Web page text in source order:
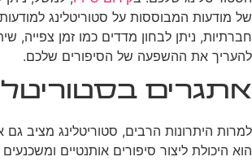
של מודעות המבוססות על סטוריטלינג
חברתיות, ניתן לבחון מדדים כמו זמן צפייה,
להעריך את ההשפעה של הסיפורים שלכם.
אתגרים
למרות היתרונות הרבים, סטוריטלינג מציב
הוא היכולת ליצור סיפורים אותנטיים